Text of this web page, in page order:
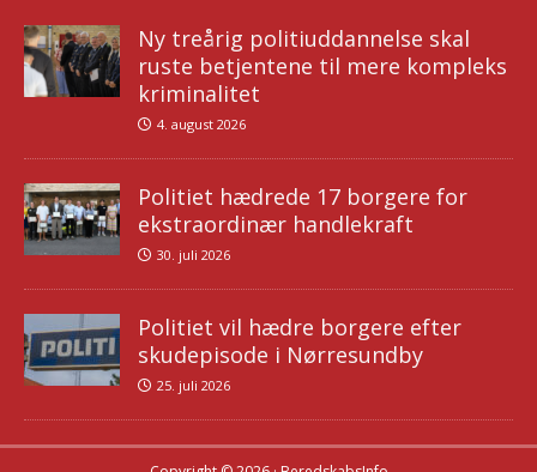
Ny treårig politiuddannelse skal
ruste betjentene til mere kompleks
kriminalitet
4. august 2026
Politiet hædrede 17 borgere for
ekstraordinær handlekraft
30. juli 2026
Politiet vil hædre borgere efter
skudepisode i Nørresundby
25. juli 2026